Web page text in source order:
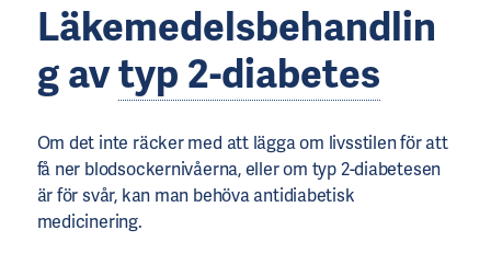
Läkemedelsbehandlin
g avtyp 2-diabetes
Om det inte räcker med att lägga om livsstilen för att
få ner blodsockernivåerna, eller om typ 2-diabetesen
är för svår, kan man behöva antidiabetisk
medicinering.